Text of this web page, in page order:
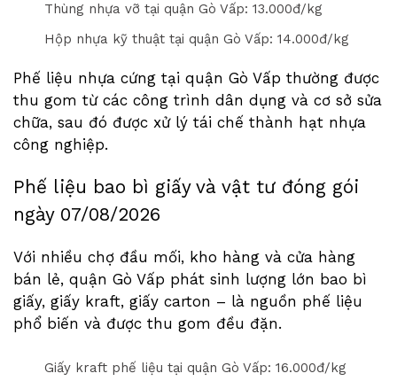
Thùng nhựa vỡ tại quận Gò Vấp: 13.000đ/kg
Hộp nhựa kỹ thuật tại quận Gò Vấp: 14.000đ/kg
Phế liệu nhựa cứng tại quận Gò Vấp thường được
thu gom từ các công trình dân dụng và cơ sở sửa
chữa, sau đó được xử lý tái chế thành hạt nhựa
công nghiệp.
Phế liệu bao bì giấy và vật tư đóng gói
ngày 07/08/2026
Với nhiều chợ đầu mối, kho hàng và cửa hàng
bán lẻ, quận Gò Vấp phát sinh lượng lớn bao bì
giấy, giấy kraft, giấy carton – là nguồn phế liệu
phổ biến và được thu gom đều đặn.
Giấy kraft phế liệu tại quận Gò Vấp: 16.000đ/kg